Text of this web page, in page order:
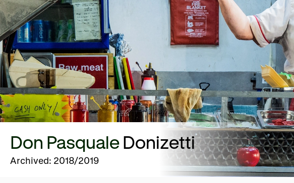
Don PasqualeDonizetti
Archived: 2018/2019